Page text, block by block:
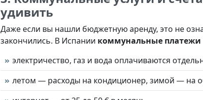
удивить
Даже если вы нашли бюджетную аренду, это не
закончились. В Испании коммунальные платежи
электричество, газ и вода оплачиваются
летом — расходы на кондиционер, зимой — на